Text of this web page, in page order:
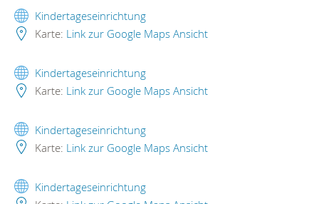
Kindertageseinrichtung
Karte: Link zur Google Maps Ansicht
Kindertageseinrichtung
Karte: Link zur Google Maps Ansicht
Kindertageseinrichtung
Karte: Link zur Google Maps Ansicht
Kindertageseinrichtung